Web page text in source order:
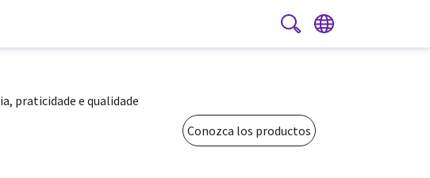
PT ES
praticidade e qualidade
Conozca los productos